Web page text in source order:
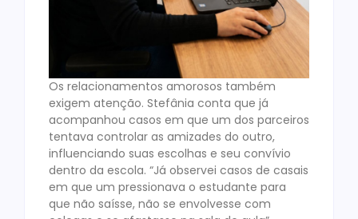
Os relacionamentos amorosos também
exigem atenção. Stefânia conta que já
acompanhou casos em que um dos parceiros
tentava controlar as amizades do outro,
influenciando suas escolhas e seu convívio
dentro da escola. “Já observei casos de casais
em que um pressionava o estudante para
que não saísse, não se envolvesse com